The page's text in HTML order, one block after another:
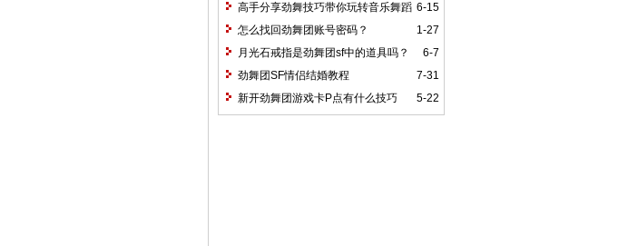
6-15
高手分享劲舞技巧带你玩转音乐舞蹈
游戏
1-27
怎么找回劲舞团账号密码？
6-7
月光石戒指是劲舞团sf中的道具吗？
7-31
劲舞团SF情侣结婚教程
5-22
新开劲舞团游戏卡P点有什么技巧